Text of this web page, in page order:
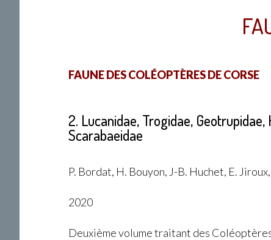
FAUNE DES COLÉOPTÈRES DE CORSE
2. Lucanidae, Trogidae,
Scarabaeidae
P. Bordat, H. Bouyon, J-B. Huchet, E.
2020
Deuxième volume traitant des